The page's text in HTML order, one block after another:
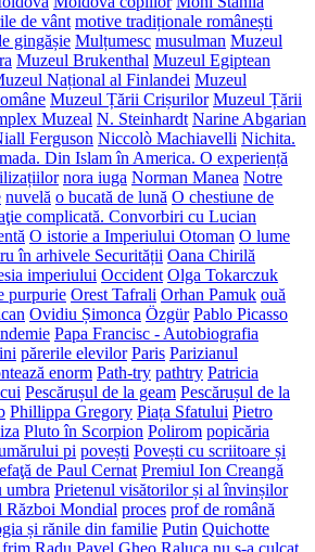
de vânt motive tradiționale românești
gingășie Mulțumesc musulman Muzeul
Muzeul Brukenthal Muzeul Egiptean
Național al Finlandei Muzeul
Muzeul Țării Crișurilor Muzeul Țării
Muzeal N. Steinhardt Narine Abgarian
Ferguson Niccolò Machiavelli Nichita.
Din Islam în America. O experiență
nora iuga Norman Manea Notre
nuvelă o bucată de lună O chestiune de
complicată. Convorbiri cu Lucian
O istorie a Imperiului Otoman O lume
în arhivele Securității Oana Chirilă
imperiului Occident Olga Tokarczuk
purpurie Orest Tafrali Orhan Pamuk ouă
Ovidiu Șimonca Özgür Pablo Picasso
Papa Francisc - Autobiografia
părerile elevilor Paris Parizianul
enorm Path-try pathtry Patricia
Pescărușul de la geam Pescărușul de la
Phillippa Gregory Piața Sfatului Pietro
Pluto în Scorpion Polirom popicăria
pi povești Povești cu scriitoare și
de Paul Cernat Premiul Ion Creangă
umbra Prietenul visătorilor și al învinșilor
Război Mondial proces prof de română
și rănile din familie Putin Quichotte